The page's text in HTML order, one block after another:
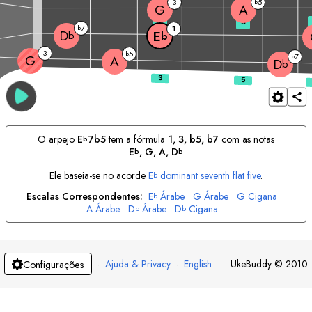
G 3 A b5
Db
b7
Db
b7 Eb 1
G A
3 5
O arpejo Eb7b5tem a fórmula 1, 3, b5, b7com as notas
Eb, G, A, Db
Ele baseia-se no acorde Eb dominant seventh flat five.
Escalas Correspondentes: Eb Árabe G Árabe G Cigana
A Árabe Db Árabe Db Cigana
Configurações · Ajuda & Privacy · English UkeBuddy © 2010